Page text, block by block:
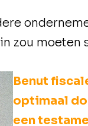
zou moeten
Benut
optimaal
een